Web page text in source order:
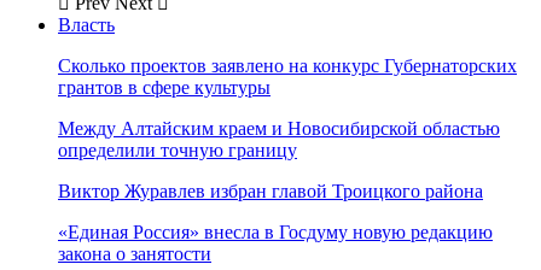
Власть
Сколько проектов заявлено на конкурс Губернаторских
грантов в сфере культуры
Между Алтайским краем и Новосибирской областью
определили точную границу
Виктор Журавлев избран главой Троицкого района
«Единая Россия» внесла в Госдуму новую редакцию
закона о занятости